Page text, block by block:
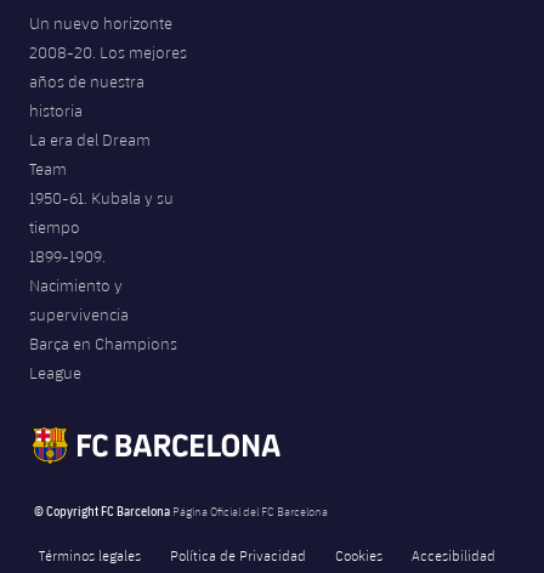
Un nuevo horizonte
2008-20. Los mejores
años de nuestra
historia
La era del Dream
Team
1950-61. Kubala y su
tiempo
1899-1909.
Nacimiento y
supervivencia
Barça en Champions
League
© Copyright FC Barcelona Página Oficial del FC Barcelona
Términos legales Política de Privacidad Cookies Accesibilidad